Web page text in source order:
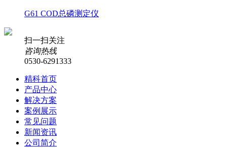
G61 COD总磷测定仪
扫一扫关注
咨询热线
0530-6291333
精科首页
产品中心
解决方案
案例展示
常见问题
新闻资讯
公司简介